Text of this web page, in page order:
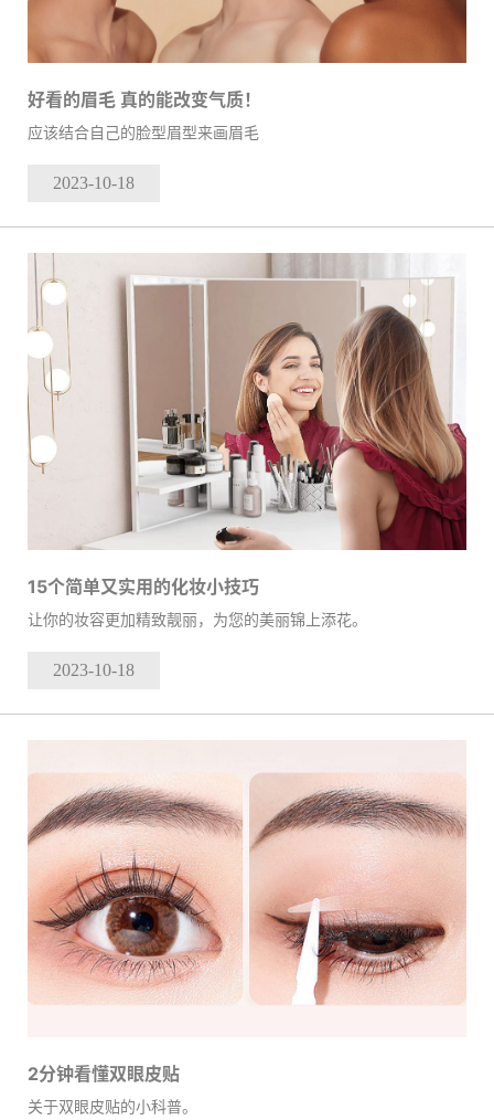
好看的眉毛 真的能改变气质！
应该结合自己的脸型眉型来画眉毛
2023-10-18
15个简单又实用的化妆小技巧
让你的妆容更加精致靓丽，为您的美丽锦上添花。
2023-10-18
2分钟看懂双眼皮贴
关于双眼皮贴的小科普。